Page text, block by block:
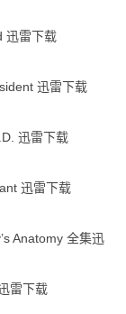
迅雷下载
迅雷下载
迅雷下载
迅雷下载
Anatomy 全集迅
雷下载